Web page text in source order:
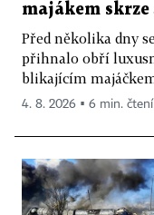
majákem
Před několika dny
přihnalo obří
blikajícím
4. 8. 2026 ▪ 6 min. čtení